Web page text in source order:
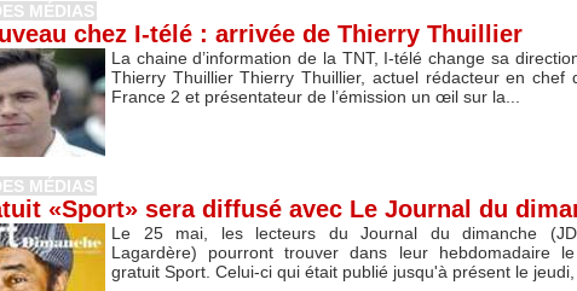
MÉDIAS
chez I-télé : arrivée de Thierry Thuillier
La chaine d’information de la TNT, I-télé change sa
Thierry Thuillier Thierry Thuillier, actuel rédacteur en chef
France 2 et présentateur de l’émission un œil sur la...
MÉDIAS
«Sport» sera diffusé avec Le Journal du
Le 25 mai, les lecteurs du Journal du dimanche
Lagardère) pourront trouver dans leur hebdomadaire
gratuit Sport. Celui-ci qui était publié jusqu'à présent le jeudi,